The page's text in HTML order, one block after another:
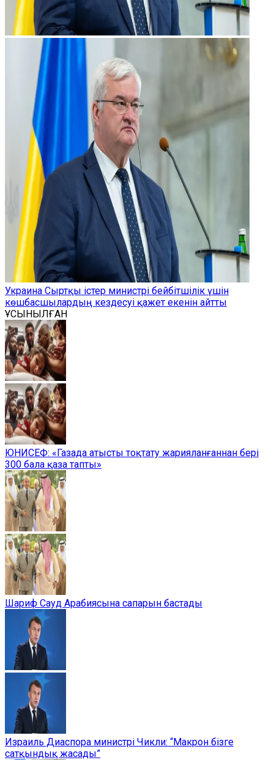
Украина Сыртқы істер министрі бейбітшілік үшін
көшбасшылардың кездесуі қажет екенін айтты
ҰСЫНЫЛҒАН
ЮНИСЕФ: «Газада атысты тоқтату жарияланғаннан бері
300 бала қаза тапты»
Шариф Сауд Арабиясына сапарын бастады
Израиль Диаспора министрі Чикли: “Макрон бізге
сатқындық жасады”